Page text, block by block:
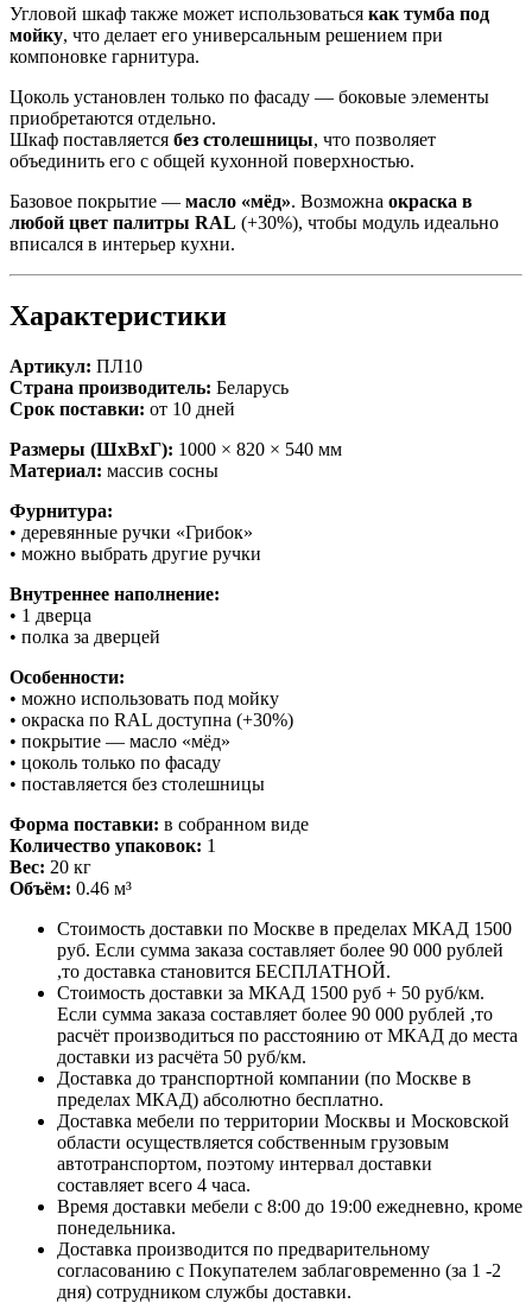
Угловой шкаф также может использоваться как тумба под
мойку, что делает его универсальным решением при
компоновке гарнитура.
Цоколь установлен только по фасаду — боковые элементы
приобретаются отдельно.
Шкаф поставляется без столешницы, что позволяет
объединить его с общей кухонной поверхностью.
Базовое покрытие — масло «мёд». Возможна окраска в
любой цвет палитры RAL (+30%), чтобы модуль идеально
вписался в интерьер кухни.
Характеристики
Артикул: ПЛ10
Страна производитель: Беларусь
Срок поставки: от 10 дней
Размеры (ШхВхГ): 1000 × 820 × 540 мм
Материал: массив сосны
Фурнитура:
• деревянные ручки «Грибок»
• можно выбрать другие ручки
Внутреннее наполнение:
• 1 дверца
• полка за дверцей
Особенности:
• можно использовать под мойку
• окраска по RAL доступна (+30%)
• покрытие — масло «мёд»
• цоколь только по фасаду
• поставляется без столешницы
Форма поставки: в собранном виде
Количество упаковок: 1
Вес: 20 кг
Объём: 0.46 м³
Стоимость доставки по Москве в пределах МКАД 1500
руб. Если сумма заказа составляет более 90 000 рублей
,то доставка становится БЕСПЛАТНОЙ.
Стоимость доставки за МКАД 1500 руб + 50 руб/км.
Если сумма заказа составляет более 90 000 рублей ,то
расчёт производиться по расстоянию от МКАД до места
доставки из расчёта 50 руб/км.
Доставка до транспортной компании (по Москве в
пределах МКАД) абсолютно бесплатно.
Доставка мебели по территории Москвы и Московской
области осуществляется собственным грузовым
автотранспортом, поэтому интервал доставки
составляет всего 4 часа.
Время доставки мебели с 8:00 до 19:00 ежедневно, кроме
понедельника.
Доставка производится по предварительному
согласованию с Покупателем заблаговременно (за 1 -2
дня) сотрудником службы доставки.